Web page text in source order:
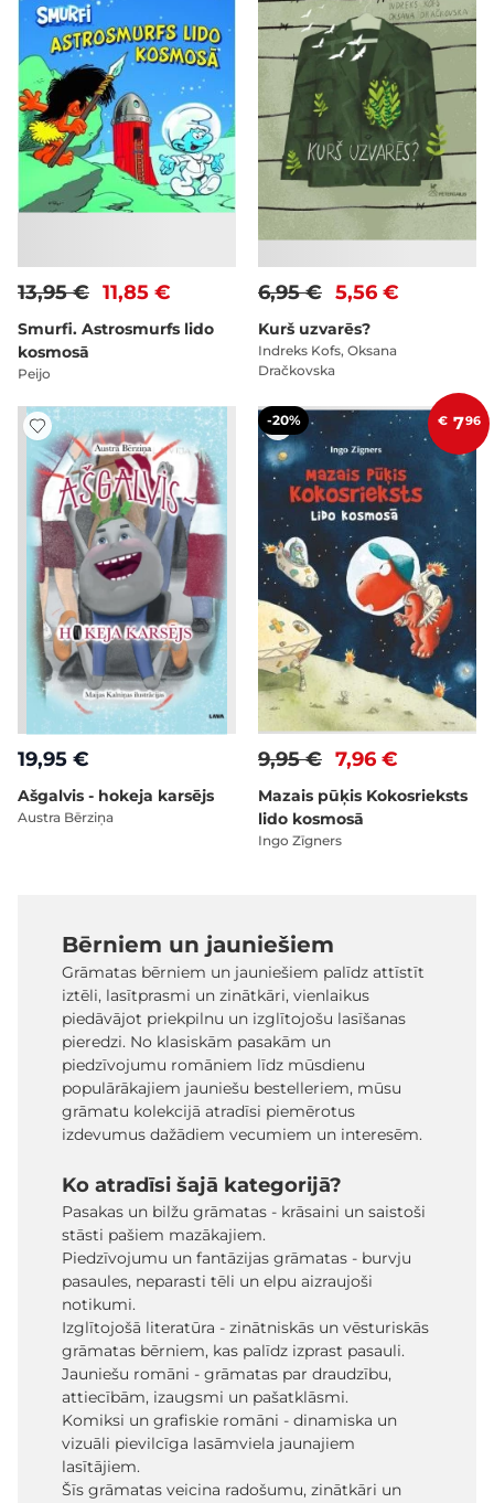
11,85 €
13,95 €
Smurfi. Astrosmurfs lido
kosmosā
Peijo
5,56 €
6,95 €
Kurš uzvarēs?
Indreks Kofs, Oksana
Dračkovska
19,95 €
Ašgalvis - hokeja karsējs
Austra Bērziņa
-20% € 796
7,96 €
9,95 €
Mazais pūķis Kokosrieksts
lido kosmosā
Ingo Zīgners
Bērniem un jauniešiem
Grāmatas bērniem un jauniešiem palīdz attīstīt
iztēli, lasītprasmi un zinātkāri, vienlaikus
piedāvājot priekpilnu un izglītojošu lasīšanas
pieredzi. No klasiskām pasakām un
piedzīvojumu romāniem līdz mūsdienu
populārākajiem jauniešu bestelleriem, mūsu
grāmatu kolekcijā atradīsi piemērotus
izdevumus dažādiem vecumiem un interesēm.
Ko atradīsi šajā kategorijā?
Pasakas un bilžu grāmatas - krāsaini un saistoši
stāsti pašiem mazākajiem.
Piedzīvojumu un fantāzijas grāmatas - burvju
pasaules, neparasti tēli un elpu aizraujoši
notikumi.
Izglītojošā literatūra - zinātniskās un vēsturiskās
grāmatas bērniem, kas palīdz izprast pasauli.
Jauniešu romāni - grāmatas par draudzību,
attiecībām, izaugsmi un pašatklāsmi.
Komiksi un grafiskie romāni - dinamiska un
vizuāli pievilcīga lasāmviela jaunajiem
lasītājiem.
Šīs grāmatas veicina radošumu, zinātkāri un